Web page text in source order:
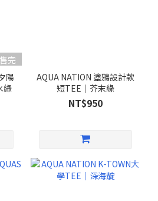
售完
陽
綠
AQUA NATION 塗鴉設計款
短TEE｜芥末綠
NT$950